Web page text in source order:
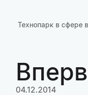
Технопарк в сфере
04.12.2014